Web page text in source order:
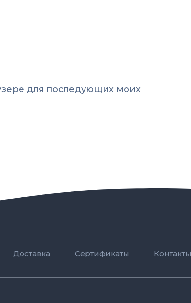
для последующих моих
Доставка Сертификаты Контакты